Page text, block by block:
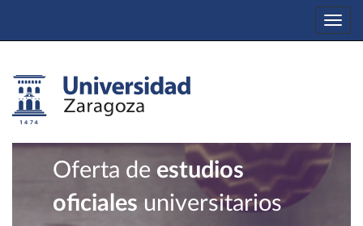
Oferta de estudios
oficiales universitarios